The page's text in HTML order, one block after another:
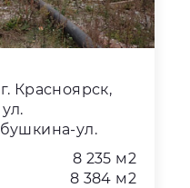
Красноярск,
ул.
8 235 м2
8 384 м2